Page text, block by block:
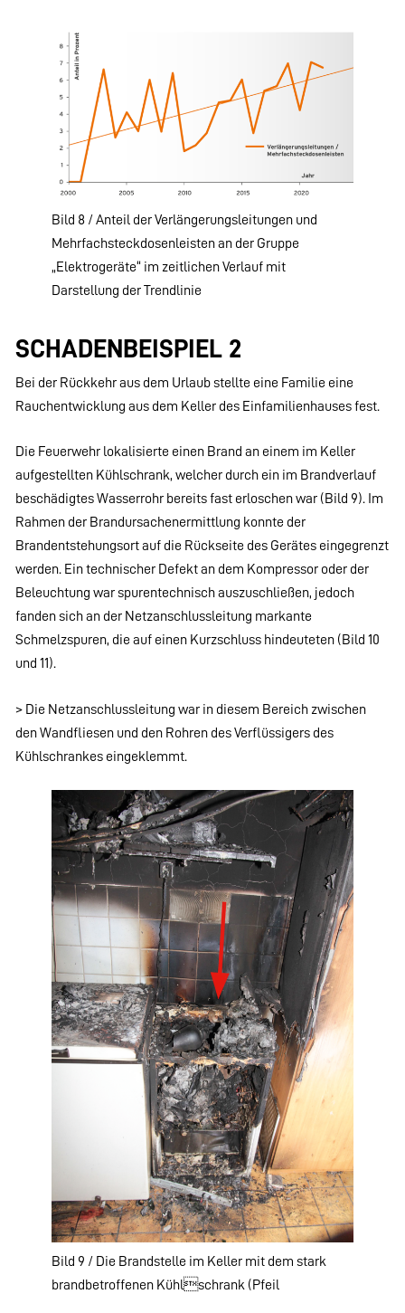
Bild 8 / Anteil der Verlängerungsleitungen und
Mehrfachsteckdosenleisten an der Gruppe
„Elektrogeräte“ im zeitlichen Verlauf mit
Darstellung der Trendlinie
SCHADENBEISPIEL 2
Bei der Rückkehr aus dem Urlaub stellte eine Familie eine
Rauchentwicklung aus dem Keller des Einfamilienhauses fest.
Die Feuerwehr lokalisierte einen Brand an einem im Keller
aufgestellten Kühlschrank, welcher durch ein im Brandverlauf
beschädigtes Wasserrohr bereits fast erloschen war (Bild 9). Im
Rahmen der Brandursachenermittlung konnte der
Brandentstehungsort auf die Rückseite des Gerätes eingegrenzt
werden. Ein technischer Defekt an dem Kompressor oder der
Beleuchtung war spurentechnisch auszuschließen, jedoch
fanden sich an der Netzanschlussleitung markante
Schmelzspuren, die auf einen Kurzschluss hindeuteten (Bild 10
und 11).
> Die Netzanschlussleitung war in diesem Bereich zwischen
den Wandfliesen und den Rohren des Verflüssigers des
Kühlschrankes eingeklemmt.
Bild 9 / Die Brandstelle im Keller mit dem stark
brandbetroffenen Kühlschrank (Pfeil